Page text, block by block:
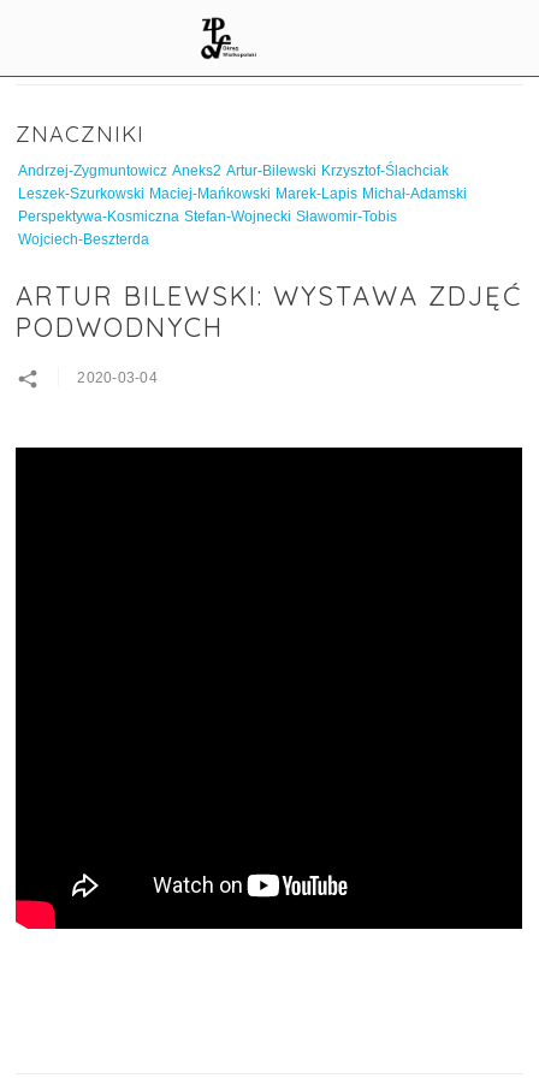
ARTUR BILEWSKI: WYSTAWA ZDJĘĆ
PODWODNYCH
2020-03-04
ZNACZNIKI
Andrzej-Zygmuntowicz Aneks2 Artur-Bilewski Krzysztof-Ślachciak
Leszek-Szurkowski Maciej-Mańkowski Marek-Lapis Michał-Adamski
Perspektywa-Kosmiczna Stefan-Wojnecki Sławomir-Tobis
Wojciech-Beszterda